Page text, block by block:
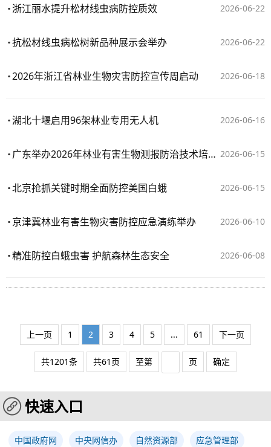
2026-06-22
浙江丽水提升松材线虫病防控质效
2026-06-22
抗松材线虫病松树新品种展示会举办
2026-06-18
2026年浙江省林业生物灾害防控宣传周启动
2026-06-16
湖北十堰启用96架林业专用无人机
2026-06-15
广东举办2026年林业有害生物测报防治技术培训班
2026-06-15
北京抢抓关键时期全面防控美国白蛾
2026-06-10
京津冀林业有害生物灾害防控应急演练举办
2026-06-08
精准防控白蛾虫害 护航森林生态安全
上一页 1 2 3 4 5 ... 61 下一页
共1201条 共61页 至第 页 确定
快速入口
中国政府网 中央网信办 自然资源部 应急管理部